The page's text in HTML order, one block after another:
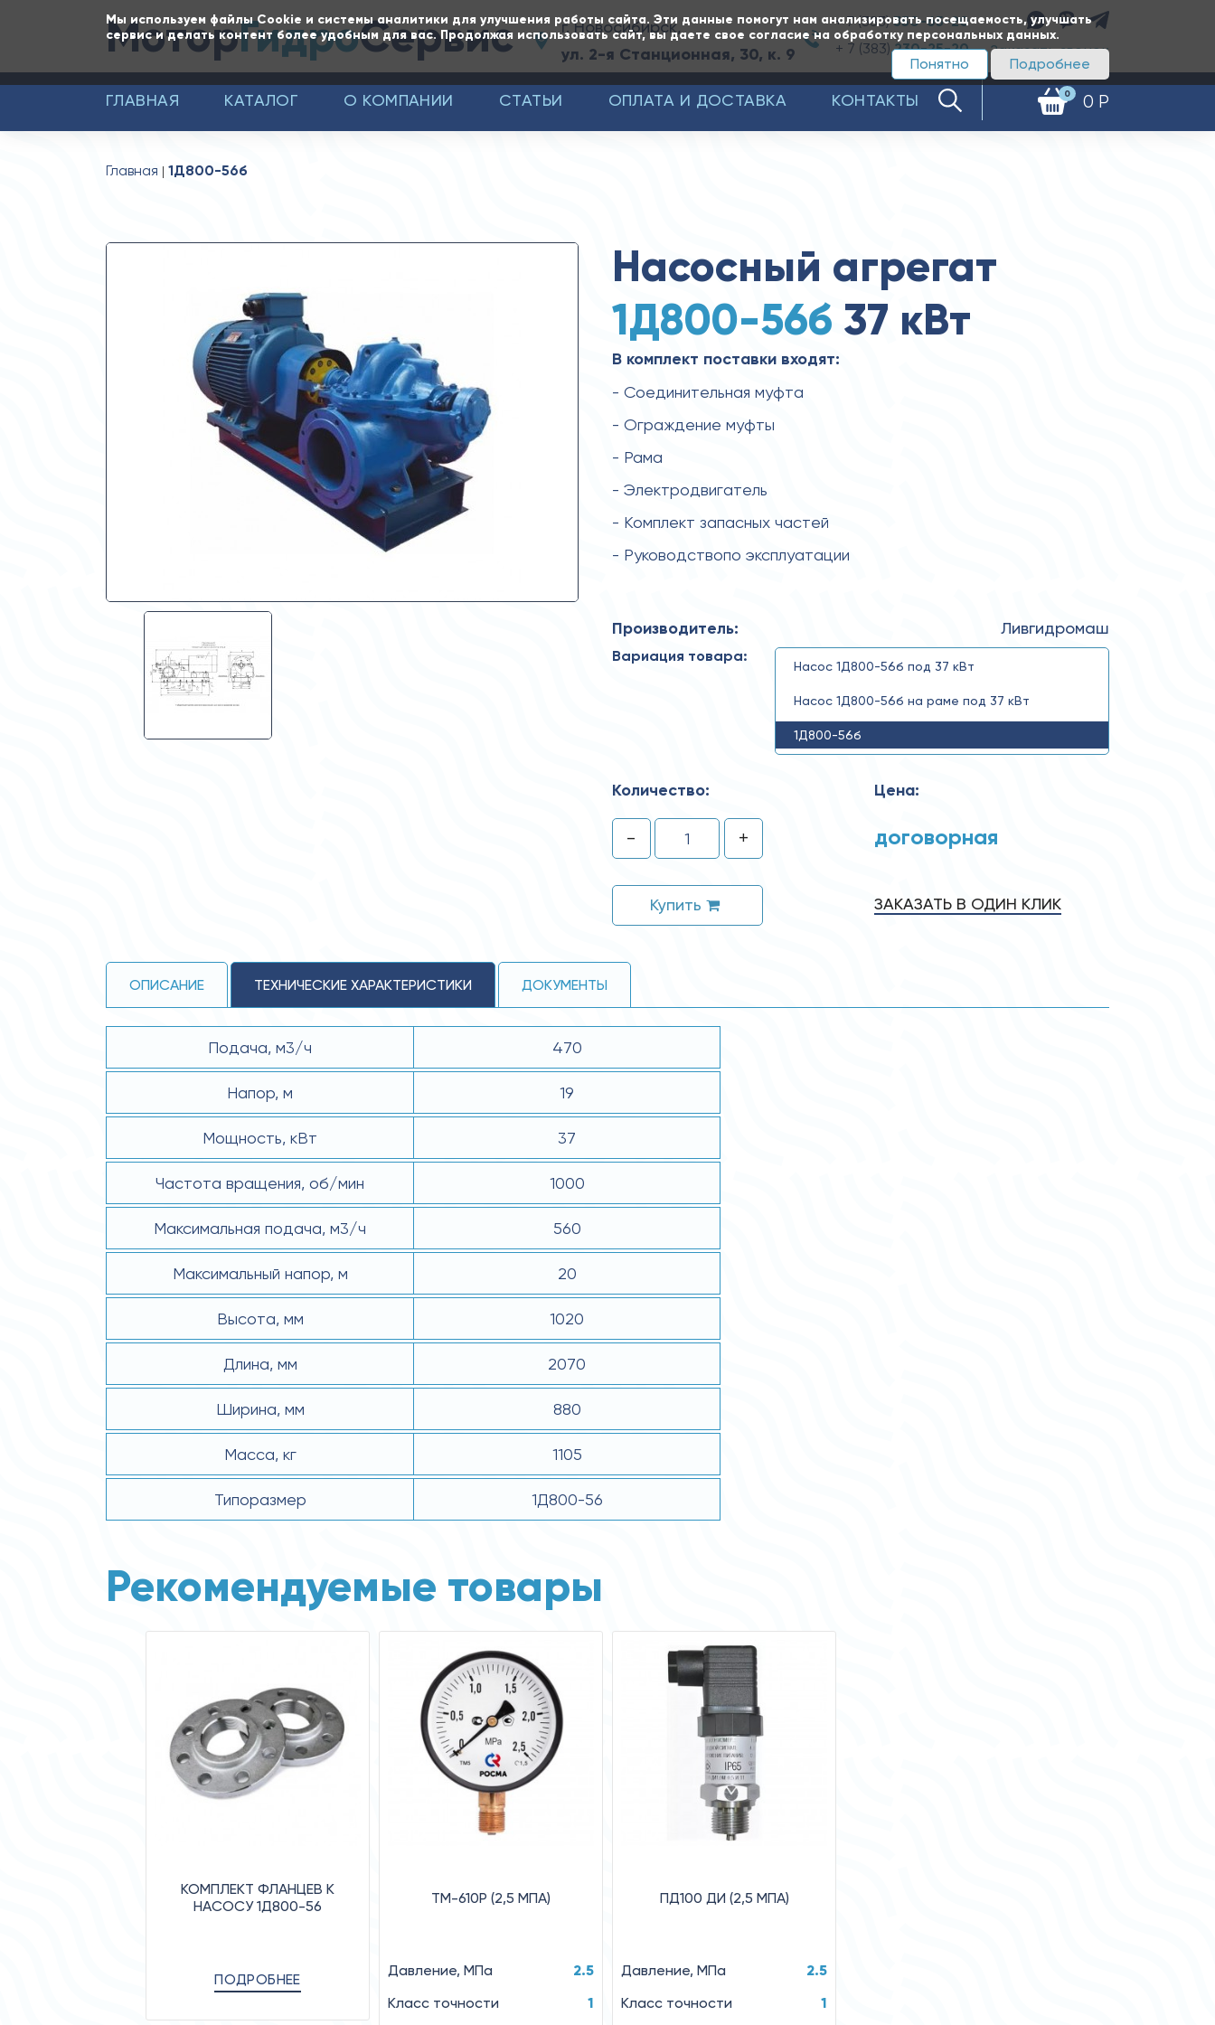
Мы используем файлы Cookie и системы аналитики для улучшения работы сайта. Эти данные помогут нам анализировать посещаемость, улучшать
сервис и делать контент более удобным для вас. Продолжая использовать сайт, вы даете свое согласие на обработку персональных данных.
Подробнее
Понятно
МоторГидроСервис г. Новосибирск,
ул. 2-я Станционная, 30, к. 9
+ 7 (383)350-65-20
+ 7 (383)230-25-20 Заказать звонок
0 0 Р
ГЛАВНАЯ КАТАЛОГ О КОМПАНИИ СТАТЬИ ОПЛАТА И ДОСТАВКА КОНТАКТЫ
Главная 1Д800-56б
Насосный агрегат
1Д800-56б 37 кВт
В комплект поставки входят:
- Соединительная муфта
- Ограждение муфты
- Рама
- Электродвигатель
- Комплект запасных частей
- Руководствопо эксплуатации
Производитель: Ливгидромаш
Вариация товара:
Насос 1Д800-56б под 37 кВт
Насос 1Д800-56б на раме под 37 кВт
1Д800-56б
Количество:
- +
Купить
Цена:
договорная
ЗАКАЗАТЬ В ОДИН КЛИК
ОПИСАНИЕ ТЕХНИЧЕСКИЕ ХАРАКТЕРИСТИКИ ДОКУМЕНТЫ
Подача, м3/ч 470
Напор, м 19
Мощность, кВт 37
Частота вращения, об/мин 1000
Максимальная подача, м3/ч 560
Максимальный напор, м 20
Высота, мм 1020
Длина, мм 2070
Ширина, мм 880
Масса, кг 1105
Типоразмер 1Д800-56
Рекомендуемые товары
КОМПЛЕКТ ФЛАНЦЕВ К
НАСОСУ 1Д800-56
ПОДРОБНЕЕ
ТМ-610Р (2,5 MПA)
Давление, MПa
2.5
Класс точности
1
ПД100 ДИ (2,5 МПА)
Давление, МПа
2.5
Класс точности
1